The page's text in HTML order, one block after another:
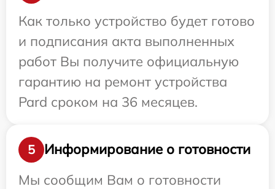
Как только устройство будет готово
и подписания акта выполненных
работ Вы получите официальную
гарантию на ремонт устройства
Pard сроком на 36 месяцев.
5
Информирование о готовности
Мы сообщим Вам о готовности